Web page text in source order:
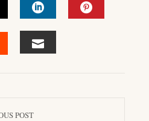
LINKEDIN
POST